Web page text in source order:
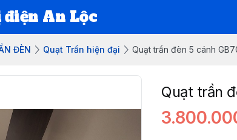
An Lộc
ĐÈN Quạt Trần hiện đại Quạt trần đèn 5 cánh
Quạt trần